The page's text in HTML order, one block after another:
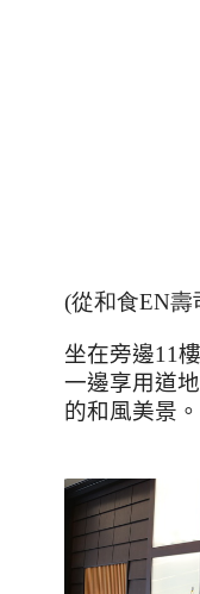
(從和食EN壽
坐在旁邊11
一邊享用道
的和風美景。